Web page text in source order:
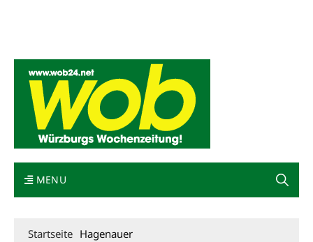
MENU
Startseite Hagenauer